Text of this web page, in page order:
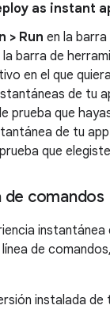
as instant
> Run en la
la barra de
en el que
de tu
prueba que
de tu
que
de comandos
instantánea
de
instalada de